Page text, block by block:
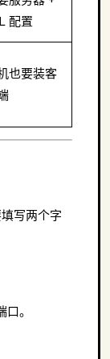
配置
也要装客
写两个字
。